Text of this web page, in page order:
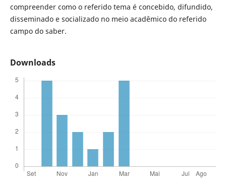
compreender como o referido tema é concebido, difundido,
disseminado e socializado no meio acadêmico do referido
campo do saber.
Downloads